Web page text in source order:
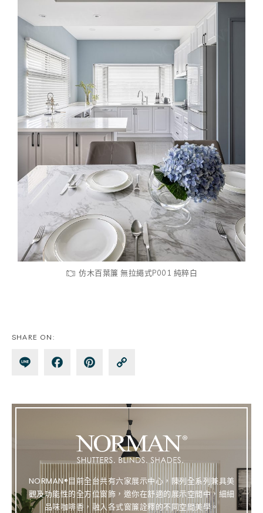
仿木百葉簾 無拉繩式P001 純粹白
SHARE ON:
Lin Fa
ok
Pin
st k
NORMAN®目前全台共有六家展示中心，陳列全系列兼具美
觀及功能性的全方位窗飾，邀你在舒適的展示空間中，細細
品味咖啡香，融入各式窗簾詮釋的不同空間美學。